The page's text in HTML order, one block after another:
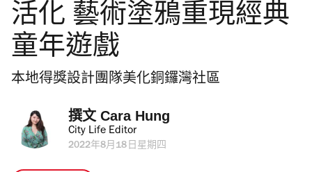
活化 藝術塗鴉重現經典
童年遊戲
本地得獎設計團隊美化銅鑼灣社區
撰文 Cara Hung
City Life Editor
2022年8月18日星期四